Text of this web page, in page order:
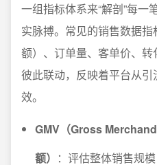
一组指标体系来“解剖”每一
实脉搏。常见的销售数据
额）、订单量、客单价、
彼此联动，反映着平台从
效。
GMV（Gross
额） ：评估整体销售规